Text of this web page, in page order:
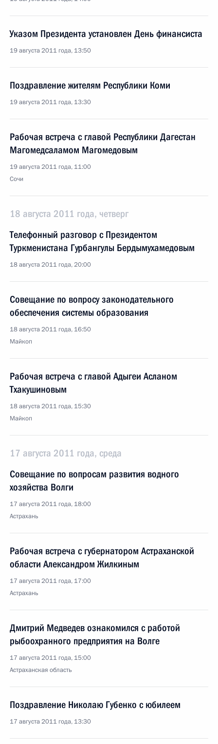
Указом Президента установлен День финансиста
19 августа 2011 года, 13:50
Поздравление жителям Республики Коми
19 августа 2011 года, 13:30
Рабочая встреча с главой Республики Дагестан
Магомедсаламом Магомедовым
19 августа 2011 года, 11:00
Сочи
18 августа 2011 года, четверг
Телефонный разговор с Президентом
Туркменистана Гурбангулы Бердымухамедовым
18 августа 2011 года, 20:00
Совещание по вопросу законодательного
обеспечения системы образования
18 августа 2011 года, 16:50
Майкоп
Рабочая встреча с главой Адыгеи Асланом
Тхакушиновым
18 августа 2011 года, 15:30
Майкоп
17 августа 2011 года, среда
Совещание по вопросам развития водного
хозяйства Волги
17 августа 2011 года, 18:00
Астрахань
Рабочая встреча с губернатором Астраханской
области Александром Жилкиным
17 августа 2011 года, 17:00
Астрахань
Дмитрий Медведев ознакомился с работой
рыбоохранного предприятия на Волге
17 августа 2011 года, 15:00
Астраханская область
Поздравление Николаю Губенко с юбилеем
17 августа 2011 года, 13:30